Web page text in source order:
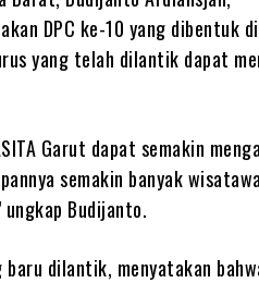
DPC ke-10 yang dibentuk
yang telah dilantik dapat
Garut dapat semakin
semakin banyak
Budijanto.
dilantik, menyatakan